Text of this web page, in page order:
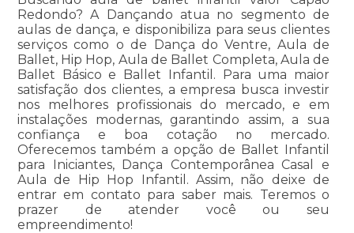
Redondo? A Dançando atua no segmento de
aulas de dança, e disponibiliza para seus clientes
serviços como o de Dança do Ventre, Aula de
Ballet, Hip Hop, Aula de Ballet Completa, Aula de
Ballet Básico e Ballet Infantil. Para uma maior
satisfação dos clientes, a empresa busca investir
nos melhores profissionais do mercado, e em
instalações modernas, garantindo assim, a sua
confiança e boa cotação no mercado.
Oferecemos também a opção de Ballet Infantil
para Iniciantes, Dança Contemporânea Casal e
Aula de Hip Hop Infantil. Assim, não deixe de
entrar em contato para saber mais. Teremos o
prazer de atender você ou seu
empreendimento!